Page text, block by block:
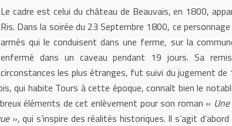
Le cadre est celui du château de Beauvais, en 1800,
Ris. Dans la soirée du 23 Septembre 1800, ce
armés qui le conduisent dans une ferme, sur la
enfermé dans un caveau pendant 19 jours. Sa
circonstances les plus étranges, fut suivi du jugement de
qui habite Tours à cette époque, connaît bien le
éléments de cet enlèvement pour son roman «
», qui s’inspire des réalités historiques. Il s’agit